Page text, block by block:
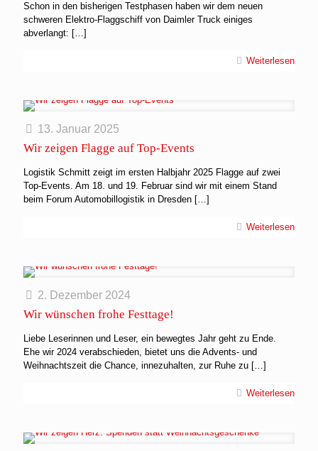
Schon in den bisherigen Testphasen haben wir dem neuen
schweren Elektro-Flaggschiff von Daimler Truck einiges
abverlangt: […]
Weiterlesen
13. Januar 2025
Wir zeigen Flagge auf Top-Events
Logistik Schmitt zeigt im ersten Halbjahr 2025 Flagge auf zwei
Top-Events. Am 18. und 19. Februar sind wir mit einem Stand
beim Forum Automobillogistik in Dresden […]
Weiterlesen
2. Dezember 2024
Wir wünschen frohe Festtage!
Liebe Leserinnen und Leser, ein bewegtes Jahr geht zu Ende.
Ehe wir 2024 verabschieden, bietet uns die Advents- und
Weihnachtszeit die Chance, innezuhalten, zur Ruhe zu […]
Weiterlesen